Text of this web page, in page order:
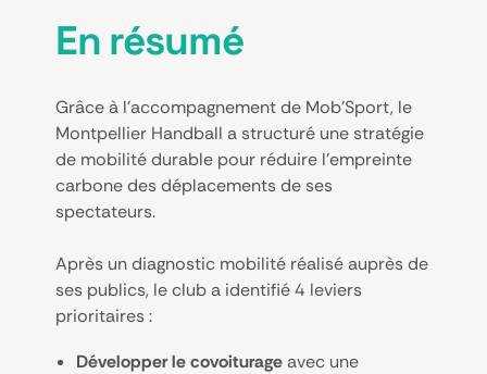
En résumé
Grâce à l’accompagnement de Mob’Sport, le
Montpellier Handball a structuré une stratégie
de mobilité durable pour réduire l’empreinte
carbone des déplacements de ses
spectateurs.
Après un diagnostic mobilité réalisé auprès de
ses publics, le club a identifié 4 leviers
prioritaires :
Développer le covoiturageavec une